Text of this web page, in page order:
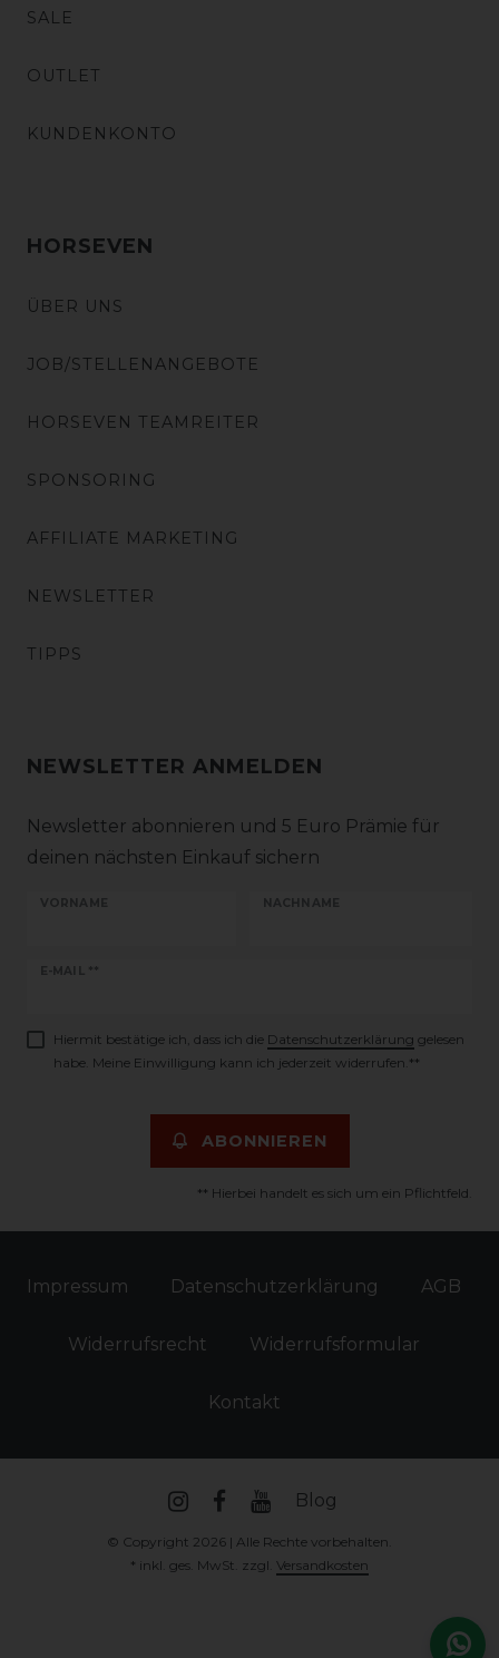
SALE
OUTLET
KUNDENKONTO
HORSEVEN
ÜBER UNS
JOB/STELLENANGEBOTE
HORSEVEN TEAMREITER
SPONSORING
AFFILIATE MARKETING
NEWSLETTER
TIPPS
NEWSLETTER ANMELDEN
Newsletter abonnieren und 5 Euro Prämie für
deinen nächsten Einkauf sichern
VORNAME NACHNAME
E-MAIL **
Newsletter
Hiermit bestätige ich, dass ich die Daten­schutz­erklärung gelesen
habe. Meine Einwilligung kann ich jederzeit widerrufen.**
ABONNIEREN
** Hierbei handelt es sich um ein Pflichtfeld.
Impressum Daten­schutz­erklärung AGB
Widerrufs­recht Widerrufs­formular
Kontakt
Blog
© Copyright 2026 | Alle Rechte vorbehalten.
* inkl. ges. MwSt. zzgl. Versandkosten